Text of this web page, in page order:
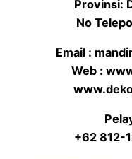
Provinsi:
No
Email :
Web :
+62 812-